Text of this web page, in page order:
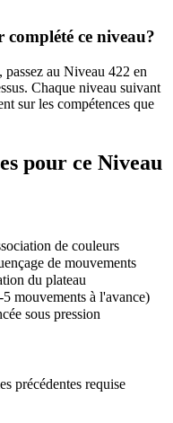
ce niveau?
, passez au Niveau 422 en
Chaque niveau suivant
sur les compétences que
pour ce Niveau
de couleurs
de mouvements
du plateau
mouvements à l'avance)
sous pression
précédentes requise